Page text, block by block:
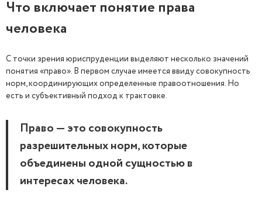
Что включает понятие права
человека
С точки зрения юриспруденции выделяют несколько значений
понятия «право». В первом случае имеется ввиду совокупность
норм, координирующих определенные правоотношения. Но
есть и субъективный подход к трактовке.
Право — это совокупность
разрешительных норм, которые
объединены одной сущностью в
интересах человека.